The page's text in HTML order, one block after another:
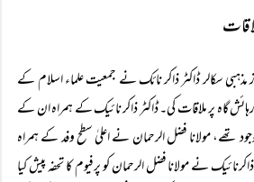
مذہبی سکالر ڈاکٹر ذاکر نائک نے جمعیت علماء اسلام کے
گاہ پر ملاقات کی۔ ڈاکٹر ذاکر نائیک کے ہمراہ ان کے
تھے، مولانا فضل الرحمان نے اعلیٰ سطح وفد کے ہمراہ
ذاکرنائیک نے مولانا فضل الرحمان کو پرفیوم کا تحفہ پیش کیا